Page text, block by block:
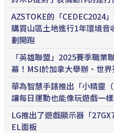
AZSTOKE的「CEDEC2024
購買山區土地進行1年環境音
劃開跑
「英雄聯盟」2025賽季職業
幕！MSI於加拿大舉辦、世
華為智慧手錶推出「小精靈
讓每日運動也能像玩遊戲一
LG推出了遊戲顯示器「
EL面板